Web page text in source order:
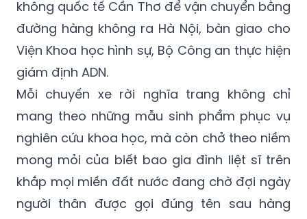
không quốc tế Cần Thơ để vận chuyển bằng
đường hàng không ra Hà Nội, bàn giao cho
Viện Khoa học hình sự, Bộ Công an thực hiện
giám định ADN.
Mỗi chuyến xe rời nghĩa trang không chỉ
mang theo những mẫu sinh phẩm phục vụ
nghiên cứu khoa học, mà còn chở theo niềm
mong mỏi của biết bao gia đình liệt sĩ trên
khắp mọi miền đất nước đang chờ đợi ngày
người thân được gọi đúng tên sau hàng